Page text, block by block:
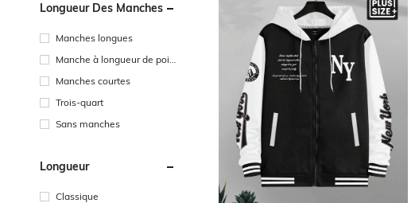
Longueur Des Manches
Manches longues
Manche à longueur de poig
Manches courtes
Trois-quart
Sans manches
Longueur
Classique